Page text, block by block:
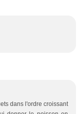
dans l'ordre croissant